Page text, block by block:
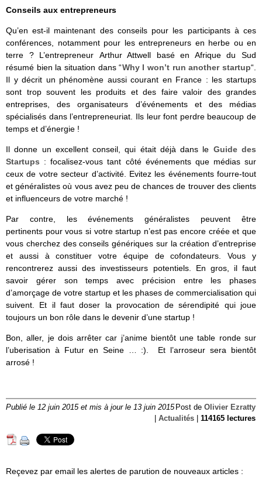
Conseils aux entrepreneurs
Qu’en est-il maintenant des conseils pour les participants à ces
conférences, notamment pour les entrepreneurs en herbe ou en
terre ? L’entrepreneur Arthur Attwell basé en Afrique du Sud
résumé bien la situation dans “Why I won’t run another startup“.
Il y décrit un phénomène aussi courant en France : les startups
sont trop souvent les produits et des faire valoir des grandes
entreprises, des organisateurs d’événements et des médias
spécialisés dans l’entrepreneuriat. Ils leur font perdre beaucoup de
temps et d’énergie !
Il donne un excellent conseil, qui était déjà dans le Guide des
Startups : focalisez-vous tant côté événements que médias sur
ceux de votre secteur d’activité. Evitez les événements fourre-tout
et généralistes où vous avez peu de chances de trouver des clients
et influenceurs de votre marché !
Par contre, les événements généralistes peuvent être
pertinents pour vous si votre startup n’est pas encore créée et que
vous cherchez des conseils génériques sur la création d’entreprise
et aussi à constituer votre équipe de cofondateurs. Vous y
rencontrerez aussi des investisseurs potentiels. En gros, il faut
savoir gérer son temps avec précision entre les phases
d’amorçage de votre startup et les phases de commercialisation qui
suivent. Et il faut doser la provocation de sérendipité qui joue
toujours un bon rôle dans le devenir d’une startup !
Bon, aller, je dois arrêter car j’anime bientôt une table ronde sur
l’uberisation à Futur en Seine … :). Et l’arroseur sera bientôt
arrosé !
Publié le 12 juin 2015 et mis à jour le 13 juin 2015 Post de Olivier Ezratty
Actualités 114165 lectures
Reçevez par email les alertes de parution de nouveaux articles :